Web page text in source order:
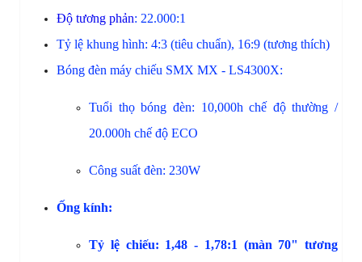
Độ tương phản: 22.000:1
Tỷ lệ khung hình: 4:3 (tiêu chuẩn), 16:9 (tương thích)
Bóng đèn máy chiếu SMX MX - LS4300X:
Tuổi thọ bóng đèn: 10,000h chế độ thường /
20.000h chế độ ECO
Công suất đèn: 230W
Ống kính:
Tỷ lệ chiếu: 1,48 - 1,78:1 (màn 70" tương